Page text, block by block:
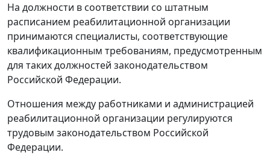
На должности в соответствии со штатным
расписанием реабилитационной организации
принимаются специалисты, соответствующие
квалификационным требованиям, предусмотренным
для таких должностей законодательством
Российской Федерации.
Отношения между работниками и администрацией
реабилитационной организации регулируются
трудовым законодательством Российской
Федерации.